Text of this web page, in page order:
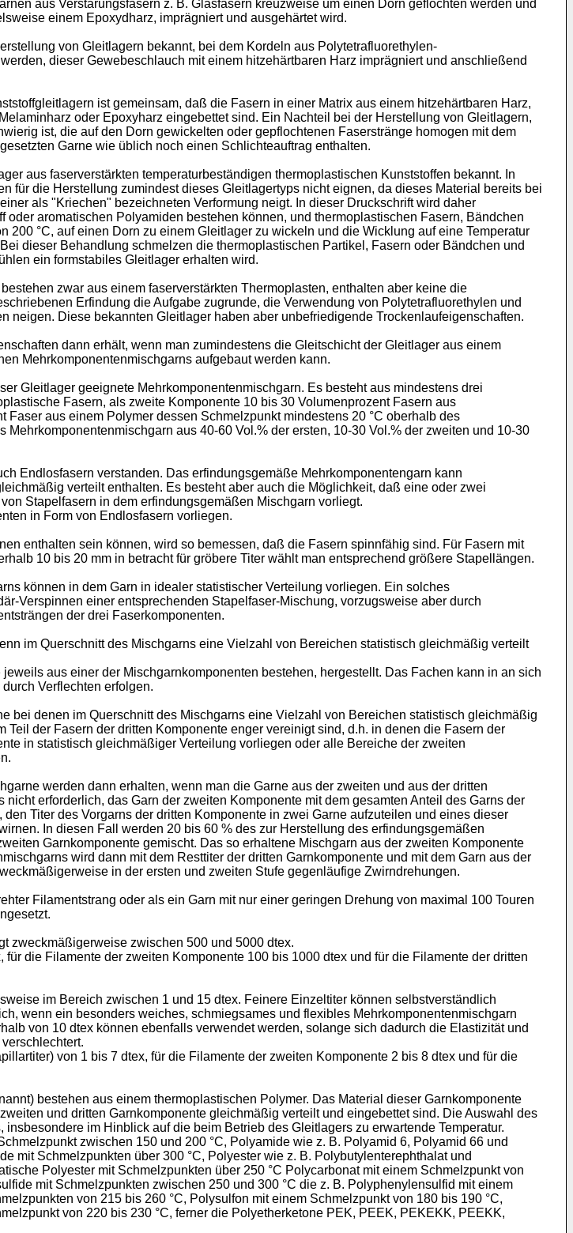
aus Verstärungsfasern z. B. Glasfasern kreuzweise um einen Dorn geflochten werden und
einem Epoxydharz, imprägniert und ausgehärtet wird.
von Gleitlagern bekannt, bei dem Kordeln aus Polytetrafluorethylen-
dieser Gewebeschlauch mit einem hitzehärtbaren Harz imprägniert und anschließend
ist gemeinsam, daß die Fasern in einer Matrix aus einem hitzehärtbaren Harz,
oder Epoxyharz eingebettet sind. Ein Nachteil bei der Herstellung von Gleitlagern,
ist, die auf den Dorn gewickelten oder gepflochtenen Faserstränge homogen mit dem
Garne wie üblich noch einen Schlichteauftrag enthalten.
aus faserverstärkten temperaturbeständigen thermoplastischen Kunststoffen bekannt. In
für die Herstellung zumindest dieses Gleitlagertyps nicht eignen, da dieses Material bereits bei
als "Kriechen" bezeichneten Verformung neigt. In dieser Druckschrift wird daher
aromatischen Polyamiden bestehen können, und thermoplastischen Fasern, Bändchen
°C, auf einen Dorn zu einem Gleitlager zu wickeln und die Wicklung auf eine Temperatur
dieser Behandlung schmelzen die thermoplastischen Partikel, Fasern oder Bändchen und
ein formstabiles Gleitlager erhalten wird.
zwar aus einem faserverstärkten Thermoplasten, enthalten aber keine die
Erfindung die Aufgabe zugrunde, die Verwendung von Polytetrafluorethylen und
Diese bekannten Gleitlager haben aber unbefriedigende Trockenlaufeigenschaften.
dann erhält, wenn man zumindestens die Gleitschicht der Gleitlager aus einem
Mehrkomponentenmischgarns aufgebaut werden kann.
Gleitlager geeignete Mehrkomponentenmischgarn. Es besteht aus mindestens drei
Fasern, als zweite Komponente 10 bis 30 Volumenprozent Fasern aus
aus einem Polymer dessen Schmelzpunkt mindestens 20 °C oberhalb des
aus 40-60 Vol.% der ersten, 10-30 Vol.% der zweiten und 10-30
Endlosfasern verstanden. Das erfindungsgemäße Mehrkomponentengarn kann
verteilt enthalten. Es besteht aber auch die Möglichkeit, daß eine oder zwei
Stapelfasern in dem erfindungsgemäßen Mischgarn vorliegt.
in Form von Endlosfasern vorliegen.
enthalten sein können, wird so bemessen, daß die Fasern spinnfähig sind. Für Fasern mit
10 bis 20 mm in betracht für gröbere Titer wählt man entsprechend größere Stapellängen.
können in dem Garn in idealer statistischer Verteilung vorliegen. Ein solches
Verspinnen einer entsprechenden Stapelfaser-Mischung, vorzugsweise aber durch
der drei Faserkomponenten.
im Querschnitt des Mischgarns eine Vielzahl von Bereichen statistisch gleichmäßig verteilt
aus einer der Mischgarnkomponenten bestehen, hergestellt. Das Fachen kann in an sich
Verflechten erfolgen.
bei denen im Querschnitt des Mischgarns eine Vielzahl von Bereichen statistisch gleichmäßig
der Fasern der dritten Komponente enger vereinigt sind, d.h. in denen die Fasern der
in statistisch gleichmäßiger Verteilung vorliegen oder alle Bereiche der zweiten
werden dann erhalten, wenn man die Garne aus der zweiten und aus der dritten
erforderlich, das Garn der zweiten Komponente mit dem gesamten Anteil des Garns der
Titer des Vorgarns der dritten Komponente in zwei Garne aufzuteilen und eines dieser
In diesen Fall werden 20 bis 60 % des zur Herstellung des erfindungsgemäßen
Garnkomponente gemischt. Das so erhaltene Mischgarn aus der zweiten Komponente
wird dann mit dem Resttiter der dritten Garnkomponente und mit dem Garn aus der
in der ersten und zweiten Stufe gegenläufige Zwirndrehungen.
Filamentstrang oder als ein Garn mit nur einer geringen Drehung von maximal 100 Touren
zweckmäßigerweise zwischen 500 und 5000 dtex.
die Filamente der zweiten Komponente 100 bis 1000 dtex und für die Filamente der dritten
im Bereich zwischen 1 und 15 dtex. Feinere Einzeltiter können selbstverständlich
wenn ein besonders weiches, schmiegsames und flexibles Mehrkomponentenmischgarn
von 10 dtex können ebenfalls verwendet werden, solange sich dadurch die Elastizität und
von 1 bis 7 dtex, für die Filamente der zweiten Komponente 2 bis 8 dtex und für die
bestehen aus einem thermoplastischen Polymer. Das Material dieser Garnkomponente
und dritten Garnkomponente gleichmäßig verteilt und eingebettet sind. Die Auswahl des
im Hinblick auf die beim Betrieb des Gleitlagers zu erwartende Temperatur.
zwischen 150 und 200 °C, Polyamide wie z. B. Polyamid 6, Polyamid 66 und
mit Schmelzpunkten über 300 °C, Polyester wie z. B. Polybutylenterephthalat und
Polyester mit Schmelzpunkten über 250 °C Polycarbonat mit einem Schmelzpunkt von
mit Schmelzpunkten zwischen 250 und 300 °C die z. B. Polyphenylensulfid mit einem
von 215 bis 260 °C, Polysulfon mit einem Schmelzpunkt von 180 bis 190 °C,
von 220 bis 230 °C, ferner die Polyetherketone PEK, PEEK, PEKEKK, PEEKK,